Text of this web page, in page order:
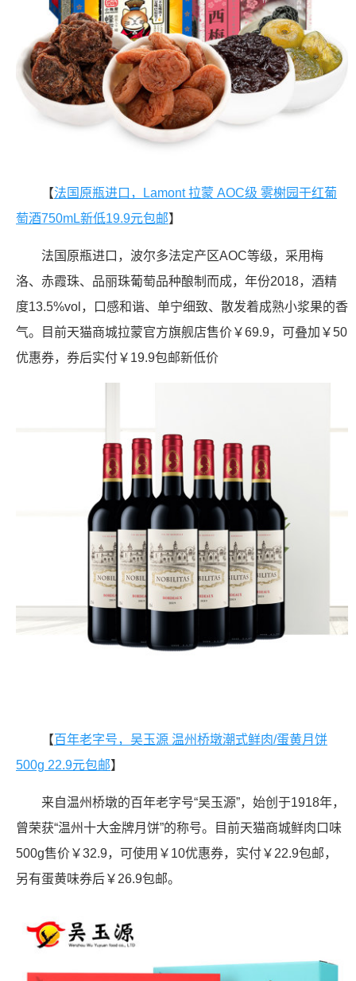
【法国原瓶进口，Lamont 拉蒙 AOC级 雾榭园干红葡
萄酒750mL新低19.9元包邮】
法国原瓶进口，波尔多法定产区AOC等级，采用梅
洛、赤霞珠、品丽珠葡萄品种酿制而成，年份2018，酒精
度13.5%vol，口感和谐、单宁细致、散发着成熟小浆果的香
气。目前天猫商城拉蒙官方旗舰店售价￥69.9，可叠加￥50
优惠券，券后实付￥19.9包邮新低价
【百年老字号，吴玉源 温州桥墩潮式鲜肉/蛋黄月饼
500g 22.9元包邮】
来自温州桥墩的百年老字号“吴玉源”，始创于1918年，
曾荣获“温州十大金牌月饼”的称号。目前天猫商城鲜肉口味
500g售价￥32.9，可使用￥10优惠券，实付￥22.9包邮，
另有蛋黄味券后￥26.9包邮。